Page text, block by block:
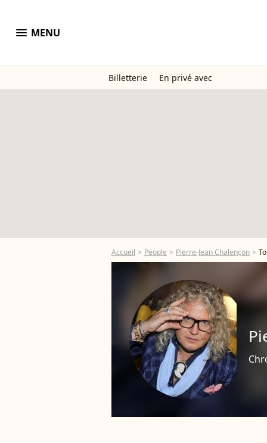
menu MENU
Billetterie En privé avec
Accueil People Pierre-Jean Chalençon